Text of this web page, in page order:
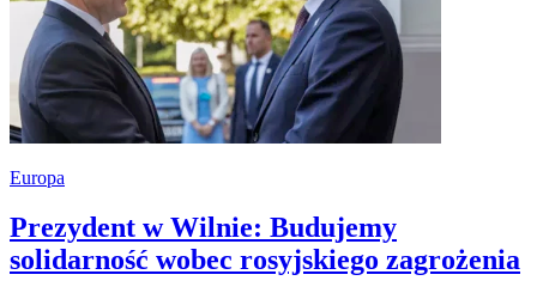
Europa
Prezydent w Wilnie: Budujemy
solidarność wobec rosyjskiego zagrożenia